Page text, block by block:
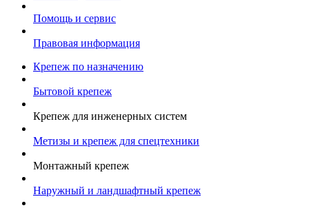
Помощь и сервис
Правовая информация
Крепеж по назначению
Бытовой крепеж
Крепеж для инженерных систем
Метизы и крепеж для спецтехники
Монтажный крепеж
Наружный и ландшафтный крепеж